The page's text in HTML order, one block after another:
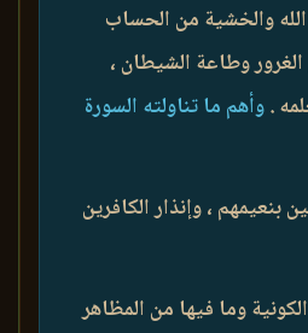
والخشية من الحساب
وطاعة الشيطان ،
.وأهم ما تناولته السورة
بنعيمهم ، وإنذار الكافرين
وما فيها من المظاهر